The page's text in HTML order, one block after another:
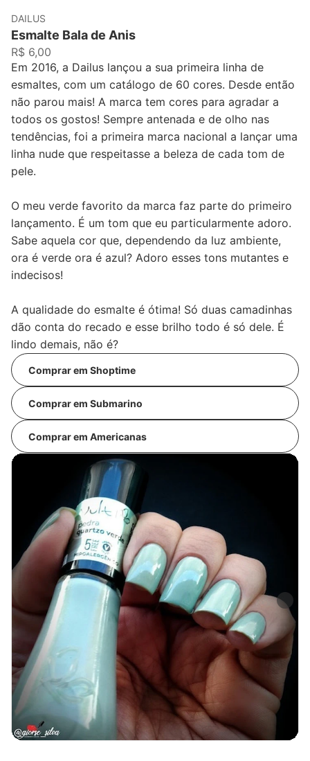
DAILUS
Esmalte Bala de Anis
R$ 6,00
Em 2016, a Dailus lançou a sua primeira linha de
esmaltes, com um catálogo de 60 cores. Desde então
não parou mais! A marca tem cores para agradar a
todos os gostos! Sempre antenada e de olho nas
tendências, foi a primeira marca nacional a lançar uma
linha nude que respeitasse a beleza de cada tom de
pele.
O meu verde favorito da marca faz parte do primeiro
lançamento. É um tom que eu particularmente adoro.
Sabe aquela cor que, dependendo da luz ambiente,
ora é verde ora é azul? Adoro esses tons mutantes e
indecisos!
A qualidade do esmalte é ótima! Só duas camadinhas
dão conta do recado e esse brilho todo é só dele. É
lindo demais, não é?
Comprar em Shoptime
Comprar em Submarino
Comprar em Americanas